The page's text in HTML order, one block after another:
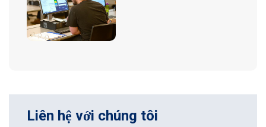
Liên hệ với chúng tôi